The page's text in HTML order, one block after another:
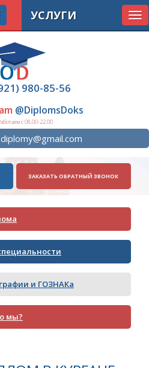
980-85-56
@DiplomsDoks
с 08.00-22.00
ЗАКАЗАТЬ ОБРАТНЫЙ ЗВОНОК
и ГОЗНАКа
мы?
УСЛУГИ